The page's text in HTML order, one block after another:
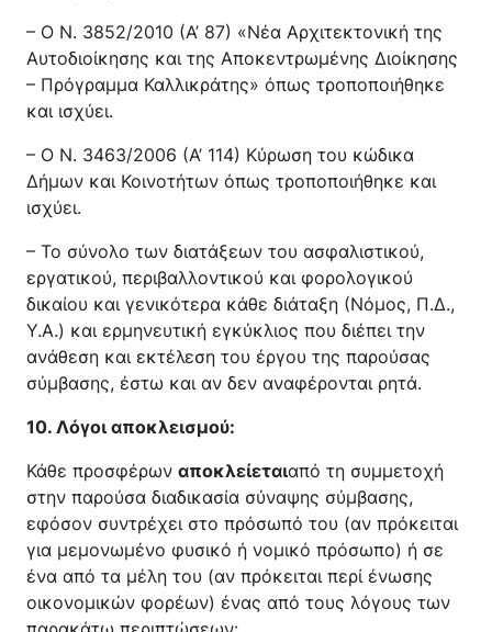
– Ο Ν. 3852/2010 (Α’ 87) «Νέα Αρχιτεκτονική της
Αυτοδιοίκησης και της Αποκεντρωμένης Διοίκησης
– Πρόγραμμα Καλλικράτης» όπως τροποποιήθηκε
και ισχύει.
– Ο Ν. 3463/2006 (Α’ 114) Κύρωση του κώδικα
Δήμων και Κοινοτήτων όπως τροποποιήθηκε και
ισχύει.
– Το σύνολο των διατάξεων του ασφαλιστικού,
εργατικού, περιβαλλοντικού και φορολογικού
δικαίου και γενικότερα κάθε διάταξη (Νόμος, Π.Δ.,
Υ.Α.) και ερμηνευτική εγκύκλιος που διέπει την
ανάθεση και εκτέλεση του έργου της παρούσας
σύμβασης, έστω και αν δεν αναφέρονται ρητά.
10. Λόγοι αποκλεισμού:
Κάθε προσφέρων αποκλείεταιαπό τη συμμετοχή
στην παρούσα διαδικασία σύναψης σύμβασης,
εφόσον συντρέχει στο πρόσωπό του (αν πρόκειται
για μεμονωμένο φυσικό ή νομικό πρόσωπο) ή σε
ένα από τα μέλη του (αν πρόκειται περί ένωσης
οικονομικών φορέων) ένας από τους λόγους των